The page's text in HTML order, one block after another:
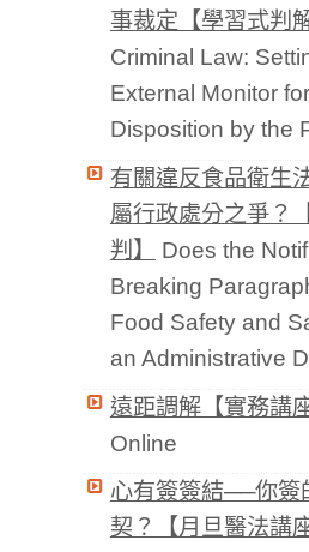
事裁定【學習式判
Criminal Law:
External Monitor
Disposition by the
有關違反食品衛生
屬行政處分之爭？
判】
Does the
Breaking
Food Safety and
an Administrative
遠距調解【實務講座
Online
心有簽簽結──你簽
契？【月旦醫法講座